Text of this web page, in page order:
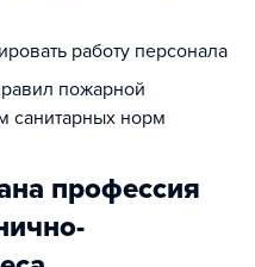
работу персонала
пожарной
санитарных норм
профессия